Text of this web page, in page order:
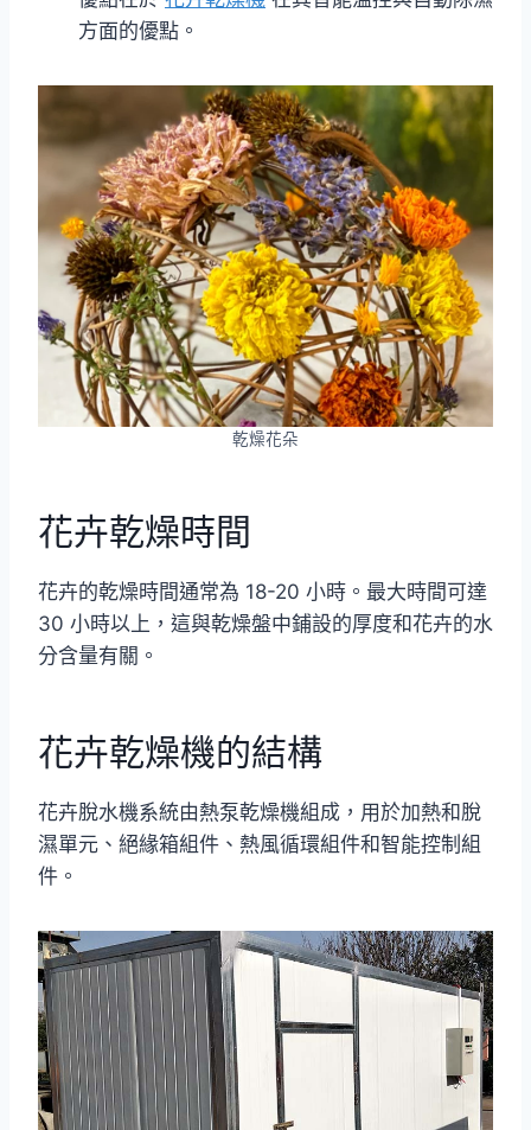
方面的優點。
乾燥花朵
花卉乾燥時間
花卉的乾燥時間通常為 18-20 小時。最大時間可達
30 小時以上，這與乾燥盤中鋪設的厚度和花卉的水
分含量有關。
花卉乾燥機的結構
花卉脫水機系統由熱泵乾燥機組成，用於加熱和脫
濕單元、絕緣箱組件、熱風循環組件和智能控制組
件。